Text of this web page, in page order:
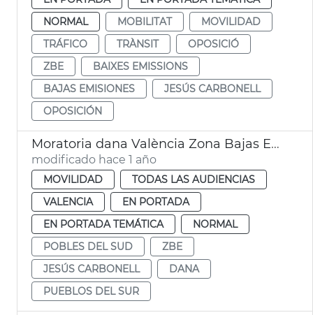
NORMAL
MOBILITAT
MOVILIDAD
TRÁFICO
TRÀNSIT
OPOSICIÓ
ZBE
BAIXES EMISSIONS
BAJAS EMISIONES
JESÚS CARBONELL
OPOSICIÓN
Moratoria dana València Zona Bajas Emisiones
modificado hace 1 año
MOVILIDAD
TODAS LAS AUDIENCIAS
VALENCIA
EN PORTADA
EN PORTADA TEMÁTICA
NORMAL
POBLES DEL SUD
ZBE
JESÚS CARBONELL
DANA
PUEBLOS DEL SUR